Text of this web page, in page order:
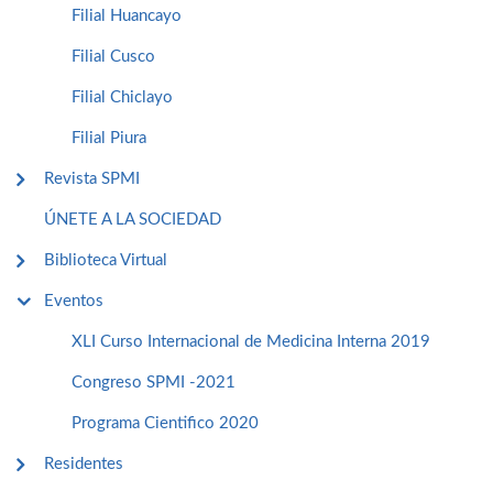
Filial Huancayo
Filial Cusco
Filial Chiclayo
Filial Piura
Revista SPMI
ÚNETE A LA SOCIEDAD
Biblioteca Virtual
Eventos
XLI Curso Internacional de Medicina Interna 2019
Congreso SPMI -2021
Programa Cientifico 2020
Residentes